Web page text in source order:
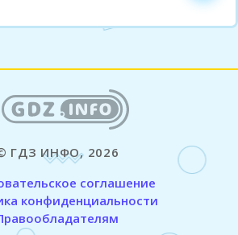
ГДЗ ИНФО, 2026
соглашение
конфиденциальности